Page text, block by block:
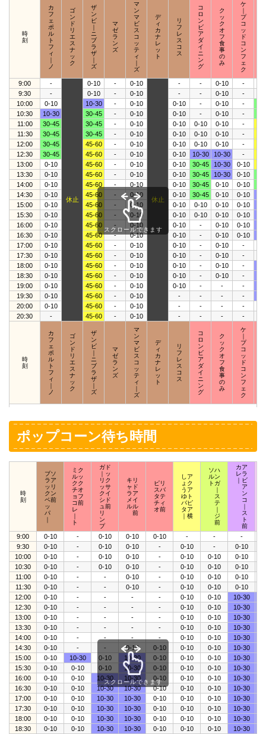
時
刻
カ
フ
ェ
ポ
ル
ト
フ
ィ
ノ
ゴ
ン
ド
リ
エ
ス
ナ
ッ
ク
ザ
ン
ビ
ニ
ブ
ラ
ザ
ズ
マ
ゼ
ラ
ン
ズ
マ
ン
マ
ビ
ス
コ
ッ
テ
ィ
ズ
デ
ィ
カ
ナ
レ
ッ
ト
リ
フ
レ
ス
コ
ス
コ
ロ
ン
ビ
ア
ダ
イ
ニ
ン
グ
ク
ッ
ク
オ
フ
食
事
の
み
ケ
プ
コ
ッ
ド
コ
ン
フ
ェ
ク
9:00 -
休止
0-10 - 0-10
休止
- - 0-10 -
9:30
- 0-10 - 0-10 - - 0-10 -
10:00
0-10 10-30 - 0-10 0-10 - 0-10 -
10:30
10-30 30-45 - 0-10 0-10 - 0-10 -
11:00
30-45 30-45 - 0-10 0-10 0-10 0-10 -
11:30
30-45 30-45 - 0-10 0-10 0-10 0-10 -
12:00
30-45 45-60 - 0-10 0-10 0-10 0-10 -
12:30
30-45 45-60 - 0-10 0-10 10-30 10-30 -
13:00
0-10 45-60 - 0-10 0-10 30-45 10-30 0-10
13:30
0-10 45-60 - 0-10 0-10 30-45 10-30 0-10
14:00
0-10 45-60 - 0-10 0-10 30-45 0-10 0-10
14:30
0-10 45-60 - 0-10 0-10 30-45 0-10 0-10
15:00
0-10 45-60 - 0-10 0-10 0-10 0-10 0-10
15:30
0-10 45-60 - 0-10 0-10 0-10 0-10 0-10
16:00
0-10 45-60 - 0-10 0-10 - 0-10 0-10
16:30
0-10 45-60 - 0-10 0-10 - 0-10 0-10
17:00
0-10 45-60 - 0-10 0-10 - 0-10 -
17:30
0-10 45-60 - 0-10 0-10 - 0-10 -
18:00
0-10 45-60 - 0-10 0-10 - 0-10 -
18:30
0-10 45-60 - 0-10 0-10 - 0-10 -
19:00
0-10 45-60 - 0-10 0-10 - - -
19:30
0-10 45-60 - 0-10 - - - -
20:00
0-10 45-60 - 0-10 - - - -
20:30
- 45-60 - 0-10 - - - -
時
刻
カ
フ
ェ
ポ
ル
ト
フ
ィ
ノ
ゴ
ン
ド
リ
エ
ス
ナ
ッ
ク
ザ
ン
ビ
ニ
ブ
ラ
ザ
ズ
マ
ゼ
ラ
ン
ズ
マ
ン
マ
ビ
ス
コ
ッ
テ
ィ
ズ
デ
ィ
カ
ナ
レ
ッ
ト
リ
フ
レ
ス
コ
ス
コ
ロ
ン
ビ
ア
ダ
イ
ニ
ン
グ
ク
ッ
ク
オ
フ
食
事
の
み
ケ
プ
コ
ッ
ド
コ
ン
フ
ェ
ク
スクロールできます
ポップコーン待ち時間
時
刻
ブソ
ラア
ッリ
クン
ペ前
ッ
パ
｜
ミク
ルッ
クク
チオ
ョフ
コ前
レ
｜
ト
ガド
｜ッ
リク
ッサ
クイ
シド
ュ前
リ
ン
プ
キリ
ャド
ラア
メイ
ルル
前
ピリ
スバ
タテ
チィ
オ前
しア
ょク
うア
ゆト
バピ
タア
｜横
ソハ
ルン
トガ
｜
ス
テ
｜
ジ
前
カア
レラ
｜ビ
ア
ン
コ
｜
ス
ト
前
9:00 0-10 - 0-10 0-10 0-10 - - -
9:30
0-10 - 0-10 0-10 - 0-10 - 0-10
10:00
0-10 - 0-10 0-10 - 0-10 0-10 0-10
10:30
0-10 - 0-10 0-10 - 0-10 0-10 0-10
11:00
0-10 - - 0-10 - 0-10 0-10 0-10
11:30
0-10 - - 0-10 - 0-10 0-10 0-10
12:00
0-10 - - - - 0-10 0-10 10-30
12:30
0-10 - - - - 0-10 0-10 10-30
13:00
0-10 - - - - 0-10 0-10 10-30
13:30
0-10 - - - - 0-10 0-10 10-30
14:00
0-10 - - - - 0-10 0-10 10-30
14:30
0-10 - - 0-10 0-10 0-10 0-10 10-30
15:00
0-10 10-30 0-10 10-30 0-10 0-10 0-10 10-30
15:30
0-10 0-10 0-10 10-30 0-10 0-10 0-10 10-30
16:00
0-10 0-10 10-30 10-30 0-10 0-10 0-10 10-30
16:30
0-10 0-10 10-30 10-30 0-10 0-10 0-10 10-30
17:00
0-10 0-10 10-30 10-30 0-10 0-10 0-10 10-30
17:30
0-10 0-10 10-30 10-30 0-10 0-10 0-10 10-30
18:00
0-10 0-10 10-30 10-30 0-10 0-10 0-10 10-30
18:30
0-10 0-10 10-30 10-30 0-10 0-10 0-10 10-30
スクロールできます